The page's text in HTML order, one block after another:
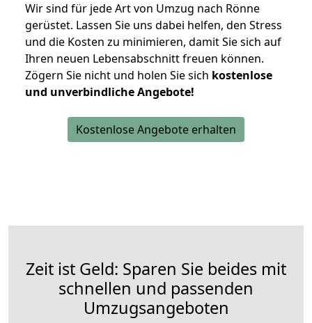
Wir sind für jede Art von Umzug nach Rönne
gerüstet. Lassen Sie uns dabei helfen, den Stress
und die Kosten zu minimieren, damit Sie sich auf
Ihren neuen Lebensabschnitt freuen können.
Zögern Sie nicht und holen Sie sich kostenlose
und unverbindliche Angebote!
Kostenlose Angebote erhalten
Zeit ist Geld: Sparen Sie beides mit
schnellen und passenden
Umzugsangeboten